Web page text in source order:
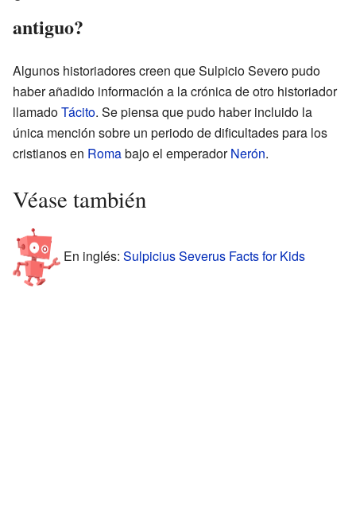
antiguo?
Algunos historiadores creen que Sulpicio Severo pudo
haber añadido información a la crónica de otro historiador
llamadoTácito. Se piensa que pudo haber incluido la
única mención sobre un periodo de dificultades para los
cristianos en Romabajo el emperadorNerón.
Véase también
En inglés: Sulpicius Severus Facts for Kids